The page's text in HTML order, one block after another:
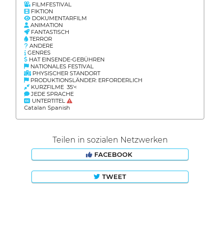
FILMFESTIVAL
FIKTION
DOKUMENTARFILM
ANIMATION
FANTASTISCH
TERROR
ANDERE
GENRES
HAT EINSENDE-GEBÜHREN
NATIONALES FESTIVAL
PHYSISCHER STANDORT
PRODUKTIONSLÄNDER: ERFORDERLICH
KURZFILME 35'<
JEDE SPRACHE
UNTERTITEL
Catalan Spanish
Teilen in sozialen Netzwerken
FACEBOOK
TWEET